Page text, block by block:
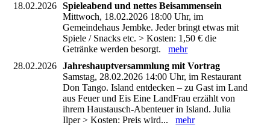
18.02.2026
Spieleabend und nettes Beisammensein
Mittwoch, 18.02.2026 18:00 Uhr, im
Gemeindehaus Jembke. Jeder bringt etwas mit
Spiele / Snacks etc. > Kosten: 1,50 € die
Getränke werden besorgt.mehr
28.02.2026
Jahreshauptversammlung mit Vortrag
Samstag, 28.02.2026 14:00 Uhr, im Restaurant
Don Tango. Island entdecken – zu Gast im Land
aus Feuer und Eis Eine LandFrau erzählt von
ihrem Haustausch-Abenteuer in Island. Julia
Ilper > Kosten: Preis wird...mehr